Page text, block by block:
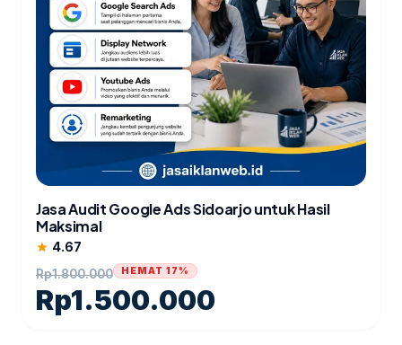
Jasa Audit Google Ads Sidoarjo untuk Hasil
Maksimal
star 4.67
Rp1.800.000
Rp1.500.000
HEMAT 17%